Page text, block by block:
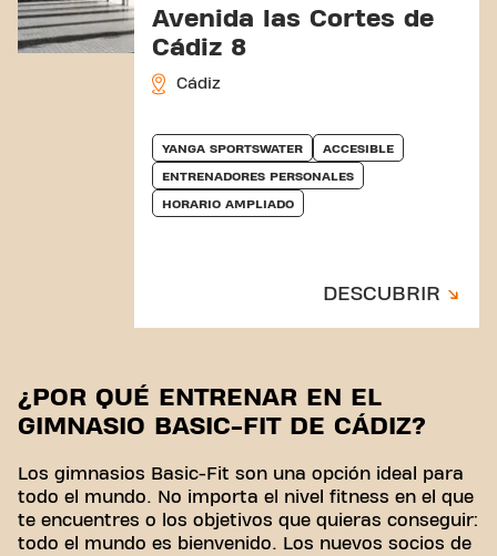
Avenida las Cortes de
Cádiz 8
Cádiz
YANGA SPORTSWATER ACCESIBLE
ENTRENADORES PERSONALES
HORARIO AMPLIADO
DESCUBRIR
¿POR QUÉ ENTRENAR EN EL
GIMNASIO BASIC-FIT DE CÁDIZ?
Los gimnasios Basic-Fit son una opción ideal para
todo el mundo. No importa el nivel fitness en el que
te encuentres o los objetivos que quieras conseguir:
todo el mundo es bienvenido. Los nuevos socios de